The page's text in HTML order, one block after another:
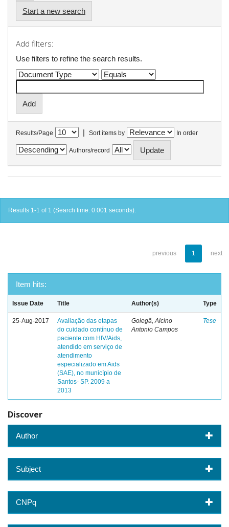
Start a new search
Add filters:
Use filters to refine the search results.
Results/Page | Sort items by In order
Authors/record
Results 1-1 of 1 (Search time: 0.001 seconds).
previous 1 next
Item hits:
Issue Date Title Author(s) Type
25-Aug-2017
Avaliação das etapas
do cuidado contínuo de
paciente com HIV/Aids,
atendido em serviço de
atendimento
especializado em Aids
(SAE), no município de
Santos- SP. 2009 a
2013
Golegã, Alcino
Antonio Campos
Tese
Discover
Author
Subject
CNPq